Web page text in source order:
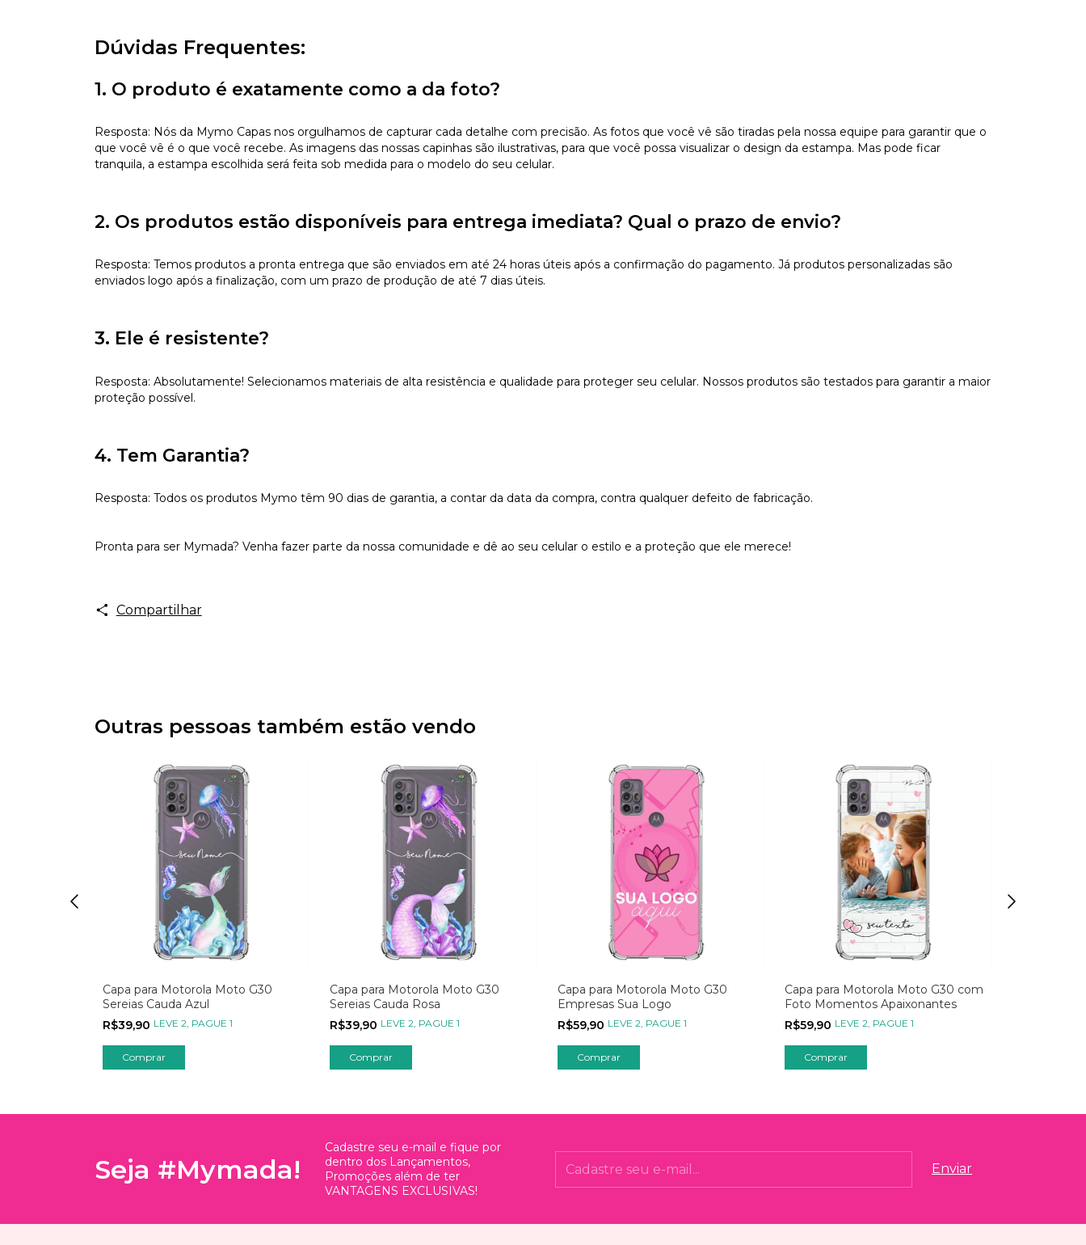
Dúvidas Frequentes:
1. O produto é exatamente como a da foto?
Resposta: Nós da Mymo Capas nos orgulhamos de capturar cada detalhe com precisão. As fotos que você vê são tiradas pela nossa equipe para garantir que o
que você vê é o que você recebe. As imagens das nossas capinhas são ilustrativas, para que você possa visualizar o design da estampa. Mas pode ficar
tranquila, a estampa escolhida será feita sob medida para o modelo do seu celular.
2. Os produtos estão disponíveis para entrega imediata? Qual o prazo de envio?
Resposta: Temos produtos a pronta entrega que são enviados em até 24 horas úteis após a confirmação do pagamento. Já produtos personalizadas são
enviados logo após a finalização, com um prazo de produção de até 7 dias úteis.
3. Ele é resistente?
Resposta: Absolutamente! Selecionamos materiais de alta resistência e qualidade para proteger seu celular. Nossos produtos são testados para garantir a maior
proteção possível.
4. Tem Garantia?
Resposta: Todos os produtos Mymo têm 90 dias de garantia, a contar da data da compra, contra qualquer defeito de fabricação.
Pronta para ser Mymada? Venha fazer parte da nossa comunidade e dê ao seu celular o estilo e a proteção que ele merece!
Compartilhar
Outras pessoas também estão vendo
Capa para Motorola Moto G30
Sereias Cauda Azul
R$39,90 LEVE 2, PAGUE 1
Comprar
Capa para Motorola Moto G30
Sereias Cauda Rosa
R$39,90 LEVE 2, PAGUE 1
Comprar
Capa para Motorola Moto G30
Empresas Sua Logo
R$59,90 LEVE 2, PAGUE 1
Comprar
Capa para Motorola Moto G30 com
Foto Momentos Apaixonantes
R$59,90 LEVE 2, PAGUE 1
Comprar
Seja #Mymada!
Cadastre seu e-mail e fique por
dentro dos Lançamentos,
Promoções além de ter
VANTAGENS EXCLUSIVAS!